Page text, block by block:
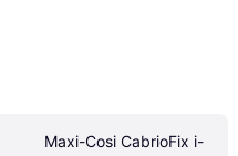
Maxi-Cosi CabrioFix i-